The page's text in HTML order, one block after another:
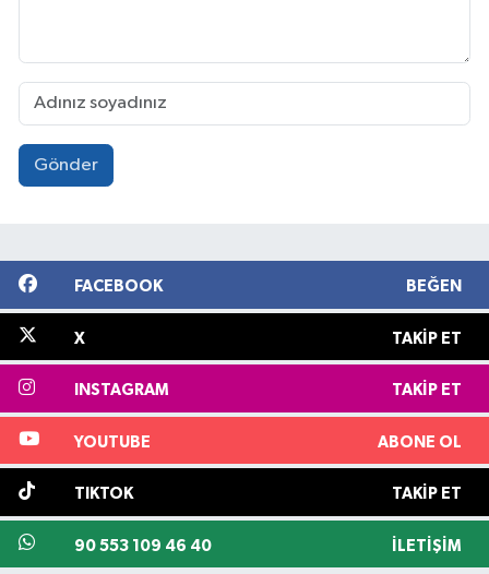
Gönder
FACEBOOK BEĞEN
X TAKIP ET
INSTAGRAM TAKIP ET
YOUTUBE ABONE OL
TIKTOK TAKIP ET
90 553 109 46 40 İLETIŞIM